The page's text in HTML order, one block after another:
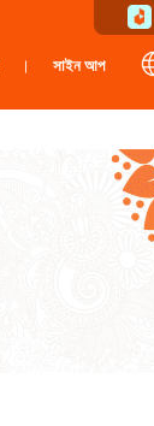
| সাইন আপ